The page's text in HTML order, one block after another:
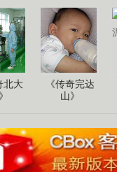
北大
《传奇完达
山》